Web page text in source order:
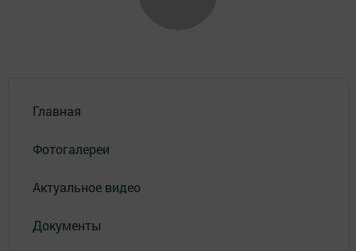
Главная
Фотогалереи
Актуальное видео
Документы